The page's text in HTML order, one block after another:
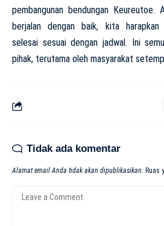
pembangunan bendungan Keureutoe.
berjalan dengan baik, kita harapkan
selesai sesuai dengan jadwal. Ini
pihak, terutama oleh masyarakat
Tidak ada komentar
Alamat email Anda tidak akan dipublikasikan. Ruas